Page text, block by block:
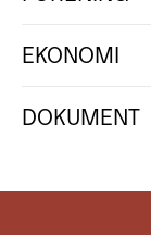
EKONOMI
DOKUMENT